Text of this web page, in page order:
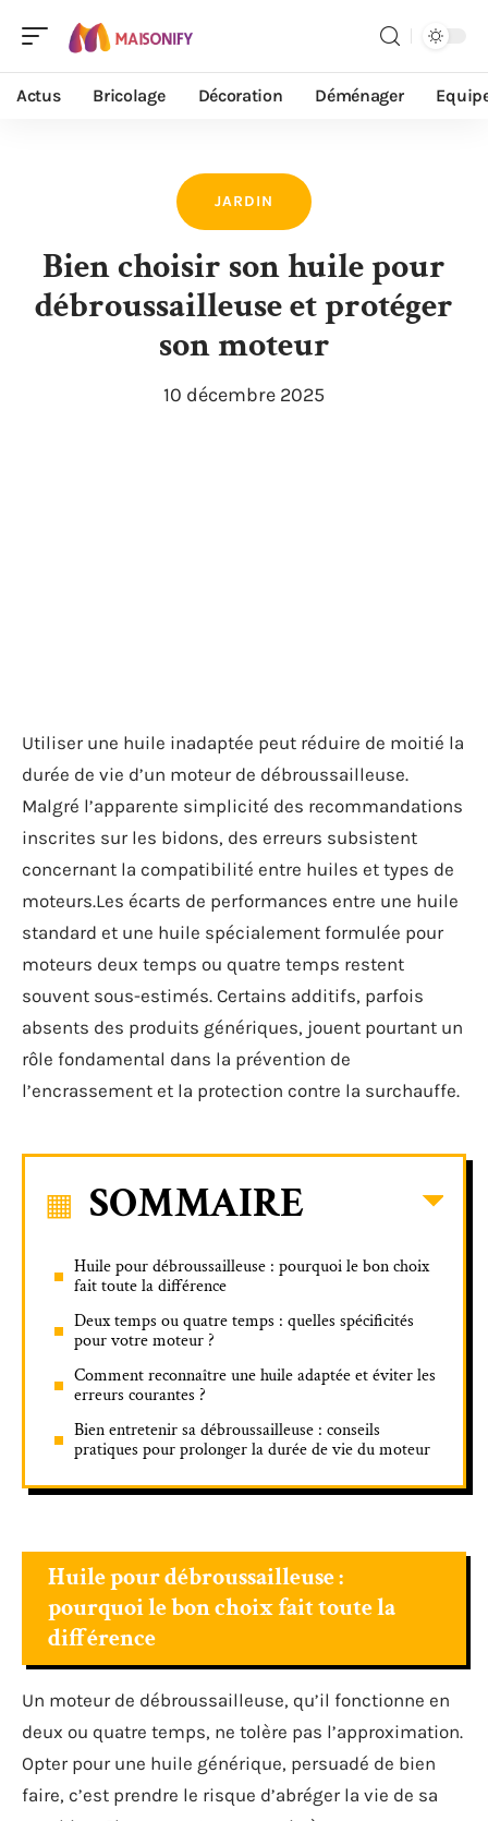
Actus Bricolage Décoration Déménager
JARDIN
Bien choisir son huile pour
débroussailleuse et protéger
son moteur
10 décembre 2025
Utiliser une huile inadaptée peut réduire de moitié la
durée de vie d’un moteur de débroussailleuse.
Malgré l’apparente simplicité des recommandations
inscrites sur les bidons, des erreurs subsistent
concernant la compatibilité entre huiles et types de
moteurs.Les écarts de performances entre une huile
standard et une huile spécialement formulée pour
moteurs deux temps ou quatre temps restent
souvent sous-estimés. Certains additifs, parfois
absents des produits génériques, jouent pourtant un
rôle fondamental dans la prévention de
l’encrassement et la protection contre la surchauffe.
SOMMAIRE
Huile pour débroussailleuse : pourquoi le bon choix
fait toute la différence
Deux temps ou quatre temps : quelles spécificités
pour votre moteur ?
Comment reconnaître une huile adaptée et éviter les
erreurs courantes ?
Bien entretenir sa débroussailleuse : conseils
pratiques pour prolonger la durée de vie du moteur
Huile pour débroussailleuse :
pourquoi le bon choix fait toute la
différence
Un moteur de débroussailleuse, qu’il fonctionne en
deux ou quatre temps, ne tolère pas l’approximation.
Opter pour une huile générique, persuadé de bien
faire, c’est prendre le risque d’abréger la vie de sa